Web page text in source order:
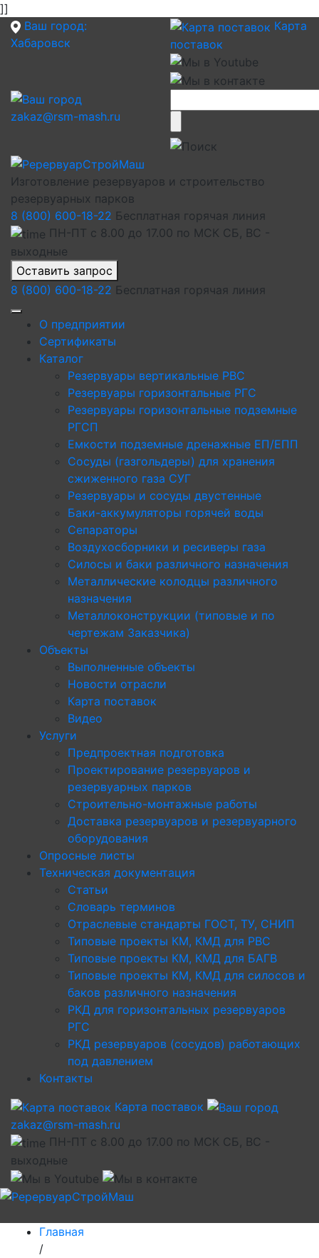
]]
Ваш город:
Хабаровск
Карта
поставок
zakaz@rsm-mash.ru
Изготовление резервуаров и строительство
резервуарных парков
8 (800) 600-18-22 Бесплатная горячая линия
ПН-ПТ с 8.00 до 17.00 по МСК СБ, ВС -
выходные
Оставить запрос
8 (800) 600-18-22 Бесплатная горячая линия
О предприятии
Сертификаты
Каталог
Резервуары вертикальные РВС
Резервуары горизонтальные РГС
Резервуары горизонтальные подземные
РГСП
Емкости подземные дренажные ЕП/ЕПП
Сосуды (газгольдеры) для хранения
сжиженного газа СУГ
Резервуары и сосуды двустенные
Баки-аккумуляторы горячей воды
Сепараторы
Воздухосборники и ресиверы газа
Силосы и баки различного назначения
Металлические колодцы различного
назначения
Металлоконструкции (типовые и по
чертежам Заказчика)
Объекты
Выполненные объекты
Новости отрасли
Карта поставок
Видео
Услуги
Предпроектная подготовка
Проектирование резервуаров и
резервуарных парков
Строительно-монтажные работы
Доставка резервуаров и резервуарного
оборудования
Опросные листы
Техническая документация
Статьи
Словарь терминов
Отраслевые стандарты ГОСТ, ТУ, СНИП
Типовые проекты КМ, КМД для РВС
Типовые проекты КМ, КМД для БАГВ
Типовые проекты КМ, КМД для силосов и
баков различного назначения
РКД для горизонтальных резервуаров
РГС
РКД резервуаров (сосудов) работающих
под давлением
Контакты
Карта поставок
zakaz@rsm-mash.ru
ПН-ПТ с 8.00 до 17.00 по МСК СБ, ВС -
выходные
Главная
/